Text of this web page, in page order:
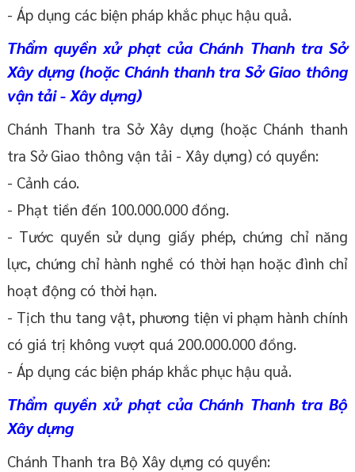
- Áp dụng các biện pháp khắc phục hậu quả.
Thẩm quyền xử phạt của Chánh Thanh tra Sở
Xây dựng (hoặc Chánh thanh tra Sở Giao thông
vận tải - Xây dựng)
Chánh Thanh tra Sở Xây dựng (hoặc Chánh thanh
tra Sở Giao thông vận tải - Xây dựng) có quyền:
- Cảnh cáo.
- Phạt tiền đến 100.000.000 đồng.
- Tước quyền sử dụng giấy phép, chứng chỉ năng
lực, chứng chỉ hành nghề có thời hạn hoặc đình chỉ
hoạt động có thời hạn.
- Tịch thu tang vật, phương tiện vi phạm hành chính
có giá trị không vượt quá 200.000.000 đồng.
- Áp dụng các biện pháp khắc phục hậu quả.
Thẩm quyền xử phạt của Chánh Thanh tra Bộ
Xây dựng
Chánh Thanh tra Bộ Xây dựng có quyền: